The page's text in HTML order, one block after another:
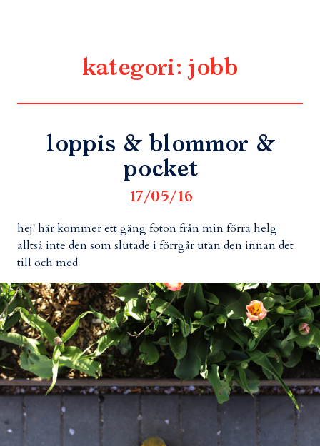
kategori: jobb
loppis & blommor &
pocket
17/05/16
hej! här kommer ett gäng foton från min förra helg
alltså inte den som slutade i förrgår utan den innan det
till och med